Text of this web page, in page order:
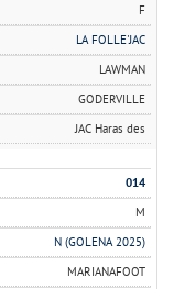
F
LA FOLLE'JAC
LAWMAN
GODERVILLE
JAC Haras des
014
M
N (GOLENA 2025)
MARIANAFOOT